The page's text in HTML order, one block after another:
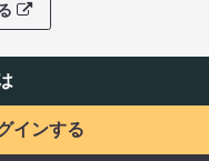
インする